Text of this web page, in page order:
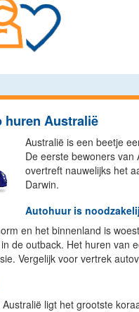
huren Australië
Australië is een beetje
De eerste bewoners
overtreft nauwelijks het
Darwin.
Autohuur is
en het binnenland is
de outback. Het huren van
Vergelijk voor vertrek
ligt het grootste